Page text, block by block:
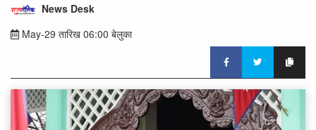
News Desk
May-29 तारिख 06:00 बेलुका